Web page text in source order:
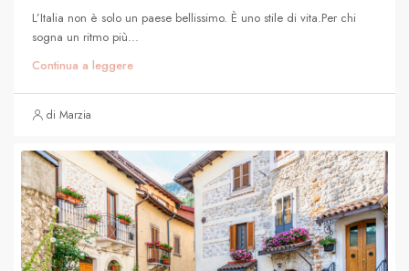
L’Italia non è solo un paese bellissimo. È uno stile di vita.Per chi
sogna un ritmo più...
Continua a leggere
di Marzia